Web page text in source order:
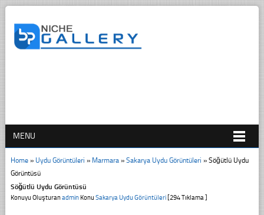
MENU
Home» Uydu Görüntüleri » Marmara» Sakarya Uydu Görüntüleri » Söğütlü Uydu
Görüntüsü
Söğütlü Uydu Görüntüsü
Konuyu OluşturanadminKonu Sakarya Uydu Görüntüleri[294 Tıklama ]